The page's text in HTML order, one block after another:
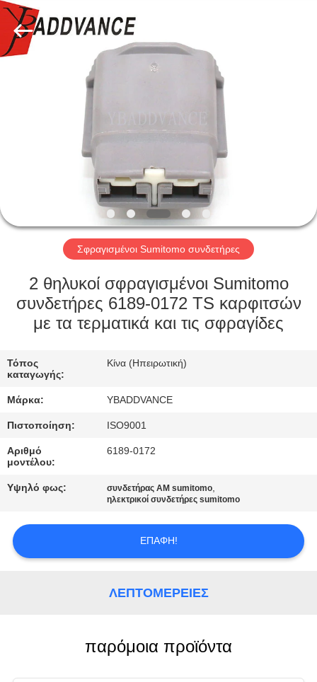
ΠΡΟΪΌΝΤΑ
ΠΕΡΊΠΟΥ
ΓΎΡΟΣ
ΕΡΓΟΣΤΑΣΊΩΝ
ΠΟΙΟΤΙΚΌΣ
ΈΛΕΓΧΟΣ
ΜΑΣ
ΕΛΆΤΕ
ΕΠΑΦΉ
ΜΕ
ΈΝΑ
ΑΠΌΣΠΑΣΜΑ
ΠΟΛΙΤΙΚΉ
YingBao
Auto
Parts
Co.,Ltd.
Rights
Reserved.
Σφραγισμένοι Sumitomo συνδετήρες
2 θηλυκοί σφραγισμένοι Sumitomo
συνδετήρες 6189-0172 TS καρφιτσών
με τα τερματικά και τις σφραγίδες
Τόπος
καταγωγής:
Κίνα (Ηπειρωτική)
Μάρκα: YBADDVANCE
Πιστοποίηση: ISO9001
Αριθμό
μοντέλου:
6189-0172
Υψηλό φως: συνδετήρας ΑΜ sumitomo,
ηλεκτρικοί συνδετήρες sumitomo
ΕΠΑΦΉ!
ΛΕΠΤΟΜΈΡΕΙΕΣ
παρόμοια προϊόντα